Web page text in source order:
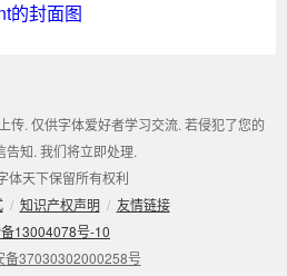
传. 仅供字体爱好者学习交流. 若侵犯了您的
告知. 我们将立即处理.
体天下保留所有权利
/ 知识产权声明 / 友情链接
13004078号-10
备37030302000258号